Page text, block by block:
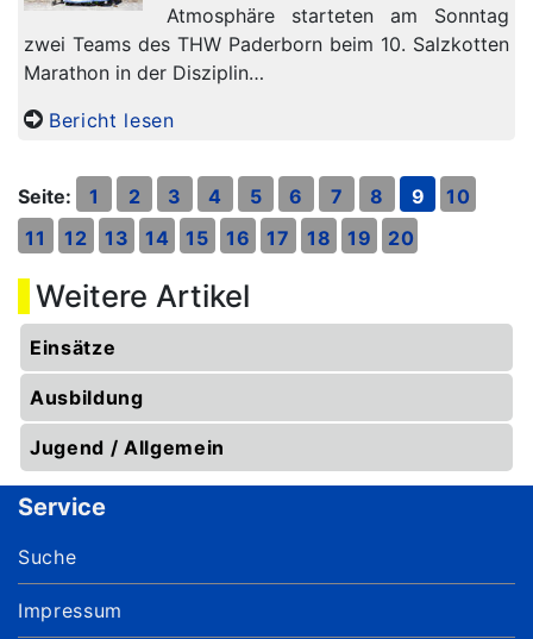
Atmosphäre starteten am Sonntag
zwei Teams des THW Paderborn beim 10. Salzkotten
Marathon in der Disziplin…
Bericht lesen
Seite: 1 2 3 4 5 6 7 8 9
10
11
12 13 14 15 16 17 18 19 20
Weitere Artikel
Einsätze
Ausbildung
Jugend / Allgemein
Service
Suche
Impressum